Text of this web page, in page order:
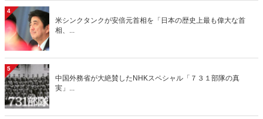
4
米シンクタンクが安倍元首相を「日本の歴史上最も偉大な首
相、...
5
中国外務省が大絶賛したNHKスペシャル「７３１部隊の真
実」...